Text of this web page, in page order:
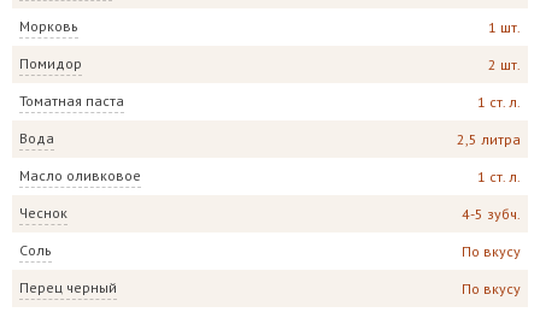
Морковь 1 шт.
Помидор 2 шт.
Томатная паста 1 ст. л.
Вода 2,5 литра
Масло оливковое 1 ст. л.
Чеснок 4-5 зубч.
Соль По вкусу
Перец черный По вкусу